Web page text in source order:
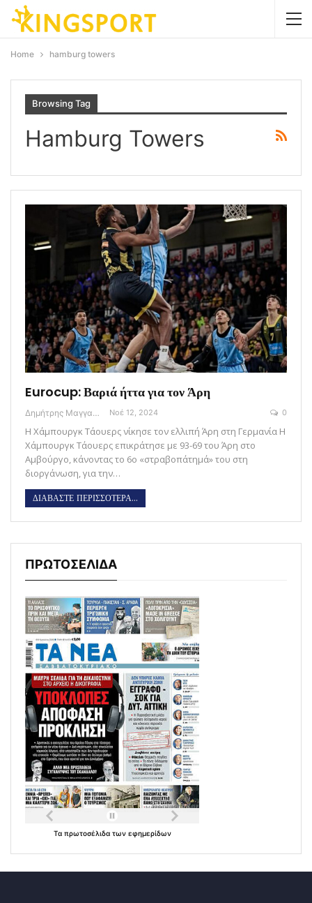
Home hamburg towers
Browsing Tag
Hamburg Towers
Eurocup: Βαριά ήττα για τον Άρη
Δημήτρης Μαγγανάρης Νοέ 12, 2024 0
Η Χάμπουργκ Τάουερς νίκησε τον ελλιπή Άρη στη Γερμανία Η
Χάμπουργκ Τάουερς επικράτησε με 93-69 του Άρη στο
Αμβούργο, κάνοντας το 6ο «στραβοπάτημά» του στη
διοργάνωση, για την…
ΔΙΑΒΑΣΤΕ ΠΕΡΙΣΣΟΤΕΡΑ...
ΠΡΩΤΟΣΕΛΙΔΑ
Τα πρωτοσέλιδα των εφημερίδων